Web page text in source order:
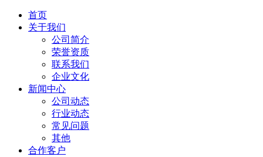
首页
关于我们
公司简介
荣誉资质
联系我们
企业文化
新闻中心
公司动态
行业动态
常见问题
其他
合作客户